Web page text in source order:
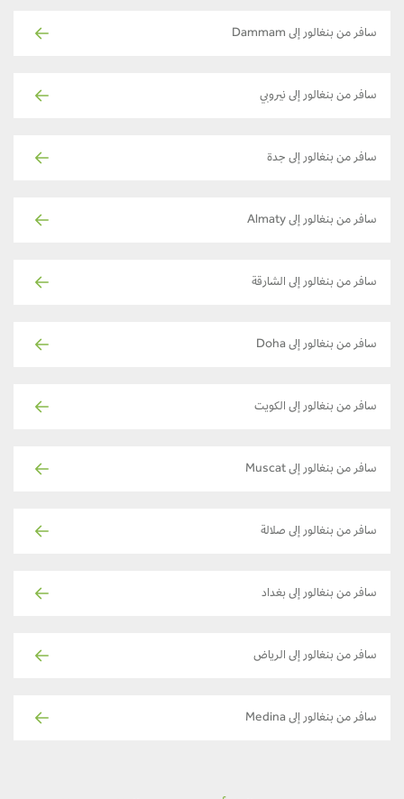
سافر من بنغالور إلى Dammam
سافر من بنغالور إلى نيروبي
سافر من بنغالور إلى جدة
سافر من بنغالور إلى Almaty
سافر من بنغالور إلى الشارقة
سافر من بنغالور إلى Doha
سافر من بنغالور إلى الكويت
سافر من بنغالور إلى Muscat
سافر من بنغالور إلى صلالة
سافر من بنغالور إلى بغداد
سافر من بنغالور إلى الرياض
سافر من بنغالور إلى Medina